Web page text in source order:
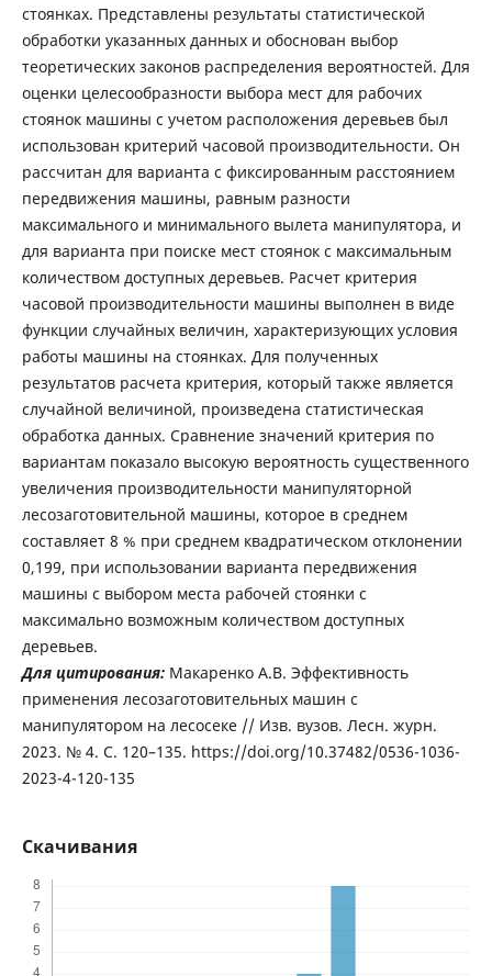
стоянках. Представлены результаты статистической
обработки указанных данных и обоснован выбор
теоретических законов распределения вероятностей. Для
оценки целесообразности выбора мест для рабочих
стоянок машины с учетом расположения деревьев был
использован критерий часовой производительности. Он
рассчитан для варианта с фиксированным расстоянием
передвижения машины, равным разности
максимального и минимального вылета манипулятора, и
для варианта при поиске мест стоянок с максимальным
количеством доступных деревьев. Расчет критерия
часовой производительности машины выполнен в виде
функции случайных величин, характеризующих условия
работы машины на стоянках. Для полученных
результатов расчета критерия, который также является
случайной величиной, произведена статистическая
обработка данных. Сравнение значений критерия по
вариантам показало высокую вероятность существенного
увеличения производительности манипуляторной
лесозаготовительной машины, которое в среднем
составляет 8 % при среднем квадратическом отклонении
0,199, при использовании варианта передвижения
машины с выбором места рабочей стоянки с
максимально возможным количеством доступных
деревьев.
Для цитирования: Макаренко А.В. Эффективность
применения лесозаготовительных машин с
манипулятором на лесосеке // Изв. вузов. Лесн. журн.
2023. № 4. С. 120–135. https://doi.org/10.37482/0536-1036-
2023-4-120-135
Скачивания